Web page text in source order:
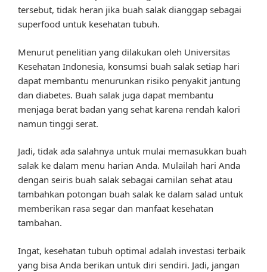
tersebut, tidak heran jika buah salak dianggap sebagai
superfood untuk kesehatan tubuh.
Menurut penelitian yang dilakukan oleh Universitas
Kesehatan Indonesia, konsumsi buah salak setiap hari
dapat membantu menurunkan risiko penyakit jantung
dan diabetes. Buah salak juga dapat membantu
menjaga berat badan yang sehat karena rendah kalori
namun tinggi serat.
Jadi, tidak ada salahnya untuk mulai memasukkan buah
salak ke dalam menu harian Anda. Mulailah hari Anda
dengan seiris buah salak sebagai camilan sehat atau
tambahkan potongan buah salak ke dalam salad untuk
memberikan rasa segar dan manfaat kesehatan
tambahan.
Ingat, kesehatan tubuh optimal adalah investasi terbaik
yang bisa Anda berikan untuk diri sendiri. Jadi, jangan